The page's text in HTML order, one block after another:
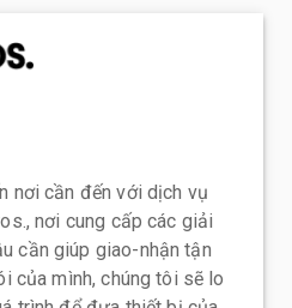
nơi cần đến với dịch vụ
nơi cung cấp các giải
cần giúp giao-nhận tận
của mình, chúng tôi sẽ lo